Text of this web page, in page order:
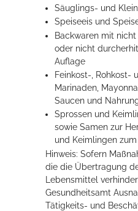
Säuglings- und
Speiseeis und
Backwaren mit
oder nicht
Auflage
Feinkost-, Rohkost-
Marinaden,
Saucen und
Sprossen und
sowie Samen zur
und Keimlingen
Hinweis: Sofern
die die Übertragung
Lebensmittel
Gesundheitsamt
Tätigkeits- und